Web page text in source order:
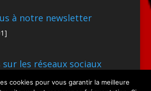
à notre newsletter
sur les réseaux sociaux
cookies pour vous garantir la meilleure